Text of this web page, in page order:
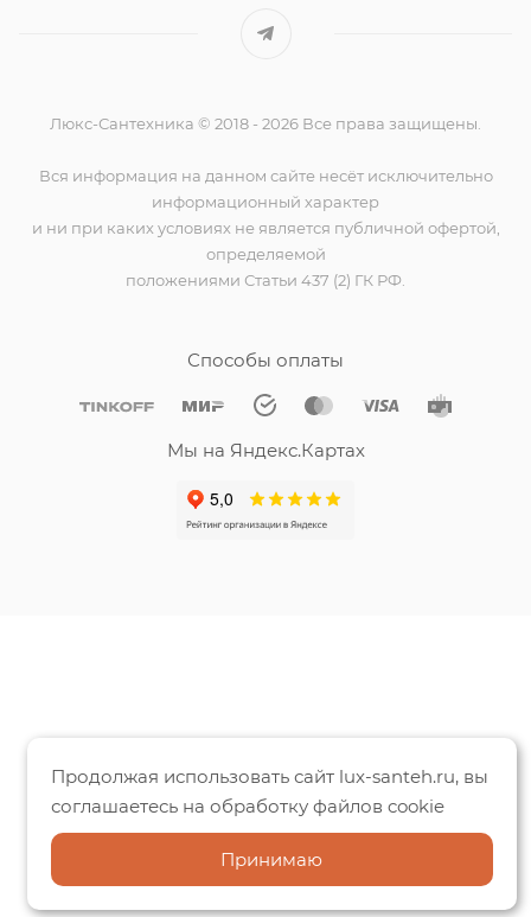
Люкс-Сантехника © 2018 - 2026 Все права защищены.
Вся информация на данном сайте несёт исключительно
информационный характер
и ни при каких условиях не является публичной офертой,
определяемой
положениями Статьи 437 (2) ГК РФ.
Способы оплаты
Мы на Яндекс.Картах
Продолжая использовать сайт lux-santeh.ru, вы
соглашаетесь на обработку файлов cookie
Принимаю